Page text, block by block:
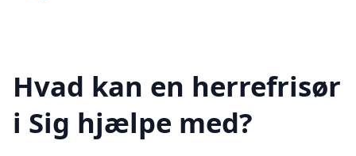
Hvad kan en herrefrisør
i Sig hjælpe med?